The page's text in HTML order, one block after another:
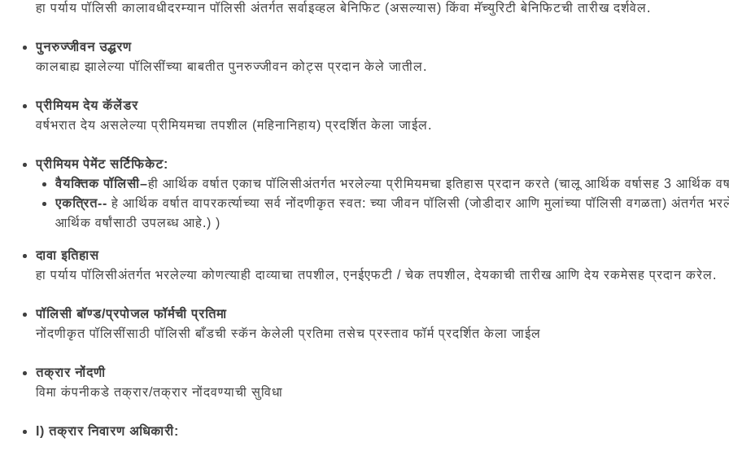
हा पर्याय पॉलिसी कालावधीदरम्यान पॉलिसी अंतर्गत सर्वाइव्हल बेनिफिट (असल्यास) किंवा मॅच्युरिटी बेनिफिटची तारीख दर्शवेल.
पुनरुज्जीवन उद्धरण
कालबाह्य झालेल्या पॉलिसींच्या बाबतीत पुनरुज्जीवन कोट्स प्रदान केले जातील.
प्रीमियम देय कॅलेंडर
वर्षभरात देय असलेल्या प्रीमियमचा तपशील (महिनानिहाय) प्रदर्शित केला जाईल.
प्रीमियम पेमेंट सर्टिफिकेट:
वैयक्तिक पॉलिसी–ही आर्थिक वर्षात एकाच पॉलिसीअंतर्गत भरलेल्या प्रीमियमचा इतिहास प्रदान करते (चालू आर्थिक वर्षासह 3 आर्थिक
एकत्रित-- हे आर्थिक वर्षात वापरकर्त्याच्या सर्व नोंदणीकृत स्वत: च्या जीवन पॉलिसी (जोडीदार आणि मुलांच्या पॉलिसी वगळता) अंतर्गत
आर्थिक वर्षांसाठी उपलब्ध आहे.) )
दावा इतिहास
हा पर्याय पॉलिसीअंतर्गत भरलेल्या कोणत्याही दाव्याचा तपशील, एनईएफटी / चेक तपशील, देयकाची तारीख आणि देय रकमेसह प्रदान करेल.
पॉलिसी बॉण्ड/प्रपोजल फॉर्मची प्रतिमा
नोंदणीकृत पॉलिसींसाठी पॉलिसी बाँडची स्कॅन केलेली प्रतिमा तसेच प्रस्ताव फॉर्म प्रदर्शित केला जाईल
तक्रार नोंदणी
विमा कंपनीकडे तक्रार/तक्रार नोंदवण्याची सुविधा
I) तक्रार निवारण अधिकारी: